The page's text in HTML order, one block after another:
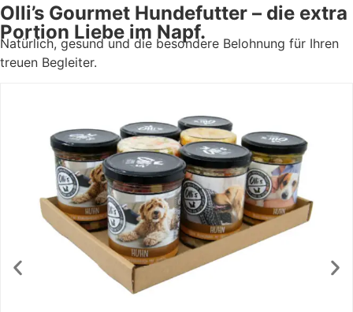
Olli’s Gourmet Hundefutter – die extra
Portion Liebe im Napf.
Natürlich, gesund und die besondere Belohnung für Ihren
treuen Begleiter.